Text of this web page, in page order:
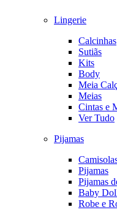
Lingerie
Calcinhas
Sutiãs
Kits
Body
Meia
Meias
Cintas e
Ver Tudo
Pijamas
Pijamas
Pijamas
Baby
Robe e